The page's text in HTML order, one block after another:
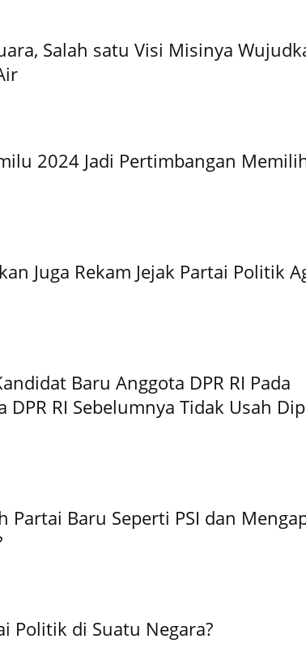
Salah satu Visi Misinya
2024 Jadi Pertimbangan
Juga Rekam Jejak Partai Politik
Baru Anggota DPR RI Pada
DPR RI Sebelumnya Tidak Usah
Partai Baru Seperti PSI dan
Politik di Suatu Negara?